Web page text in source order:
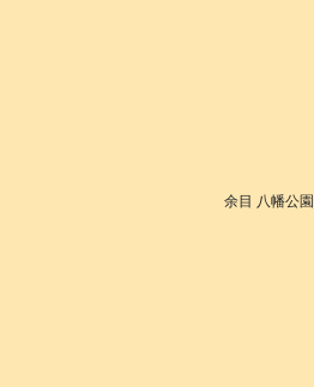
余目 八幡公園